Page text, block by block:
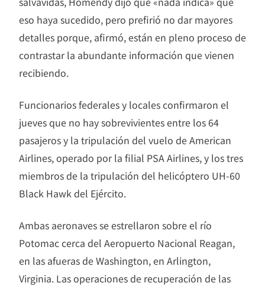
eso haya sucedido, pero prefirió no dar mayores
detalles porque, afirmó, están en pleno proceso de
contrastar la abundante información que vienen
recibiendo.
Funcionarios federales y locales confirmaron el
jueves que no hay sobrevivientes entre los 64
pasajeros y la tripulación del vuelo de American
Airlines, operado por la filial PSA Airlines, y los tres
miembros de la tripulación del helicóptero UH-60
Black Hawk del Ejército.
Ambas aeronaves se estrellaron sobre el río
Potomac cerca del Aeropuerto Nacional Reagan,
en las afueras de Washington, en Arlington,
Virginia. Las operaciones de recuperación de las